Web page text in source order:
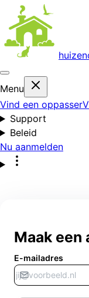
Menu
Vind een oppasser
Support
Beleid
Nu aanmelden
Maak een
E-mailadres